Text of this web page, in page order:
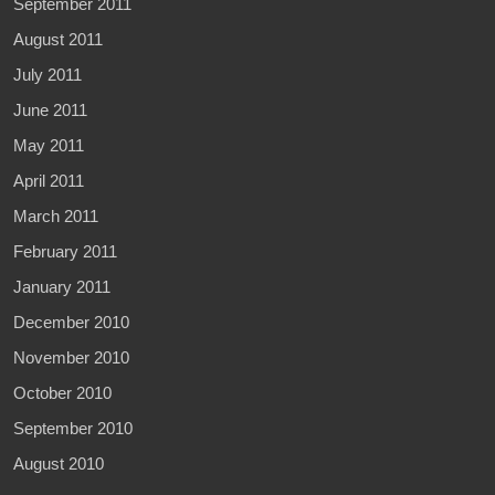
August 2011
July 2011
June 2011
May 2011
April 2011
March 2011
February 2011
January 2011
December 2010
November 2010
October 2010
September 2010
August 2010